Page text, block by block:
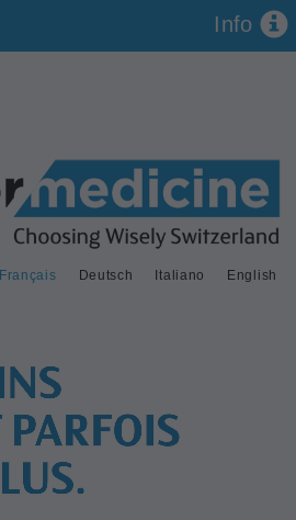
Deutsch
Français Italiano English
Info